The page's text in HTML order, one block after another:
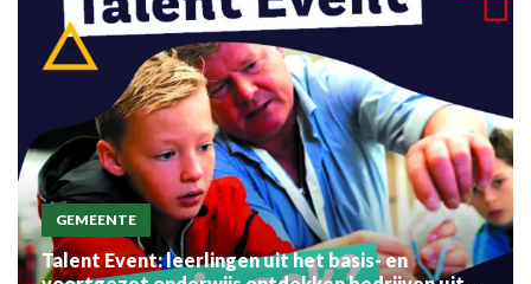
GEMEENTE
Talent Event: leerlingen uit het basis- en